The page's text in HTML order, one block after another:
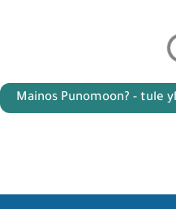
Mainos Punomoon? - tule